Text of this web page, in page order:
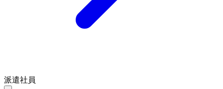
派遣社員